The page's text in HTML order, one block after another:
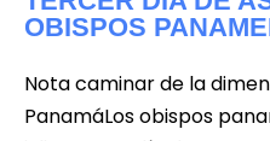
OBISPOS
Nota caminar de la
PanamáLos obispos